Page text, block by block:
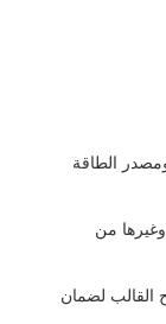
الطاقة
وغيرها من
القالب لضمان